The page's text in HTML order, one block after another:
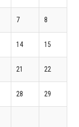
7 8
14 15
21 22
28 29